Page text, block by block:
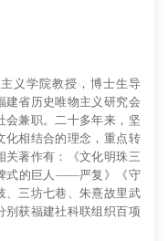
义学院教授，博士生导
建省历史唯物主义研究会
会兼职。二十多年来，坚
化相结合的理念，重点转
关著作有：《文化明珠三
式的巨人——严复》《守
、三坊七巷、朱熹故里武
别获福建社科联组织百项